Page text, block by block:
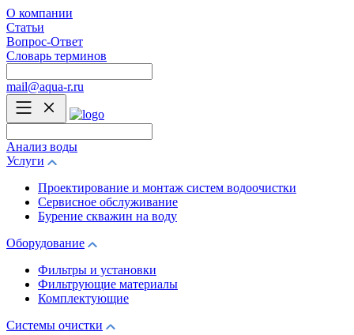
О компании
Статьи
Вопрос-Ответ
Словарь терминов
mail@aqua-r.ru
Анализ воды
Услуги
Проектирование и монтаж систем водоочистки
Сервисное обслуживание
Бурение скважин на воду
Оборудование
Фильтры и установки
Фильтрующие материалы
Комплектующие
Системы очистки